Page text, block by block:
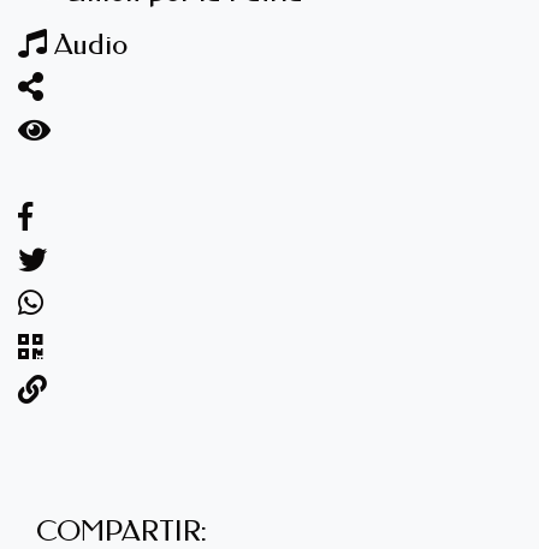
Audio
COMPARTIR: